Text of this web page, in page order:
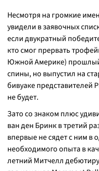
Несмотря на громкие
увидели в заявочных
если двукратный
кто смог прервать
Южной Америке) прошлый
спины, но выпустил на
бивуаке представителей
не будет.
Зато со знаком плюс
ван ден Бринк в третий
впервые не сядет с ним
необходимого опыта в
летний Митчелл